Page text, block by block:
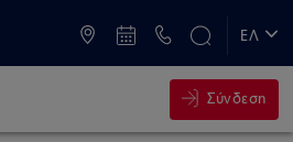
ΕΛ
Σύνδεση